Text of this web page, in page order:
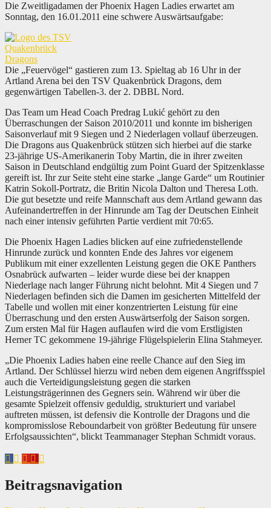
Die Zweitligadamen der Phoenix Hagen Ladies erwartet am
Sonntag, den 16.01.2011 eine schwere Auswärtsaufgabe:
Die „Feuervögel“ gastieren zum 13. Spieltag ab 16 Uhr in der
Artland Arena bei den TSV Quakenbrück Dragons, dem
gegenwärtigen Tabellen-3. der 2. DBBL Nord.
Das Team um Head Coach Predrag Lukić gehört zu den
Überraschungen der Saison 2010/2011 und konnte im bisherigen
Saisonverlauf mit 9 Siegen und 2 Niederlagen vollauf überzeugen.
Die Dragons aus Quakenbrück stützen sich hierbei auf die starke
23-jährige US-Amerikanerin Toby Martin, die in ihrer zweiten
Saison in Deutschland endgültig zum Point Guard der Spitzenklasse
gereift ist. Ihr zur Seite steht eine starke „lange Garde“ um Routinier
Katrin Sokoll-Portratz, die Britin Nicola Dalton und Theresa Loth.
Die gut besetzte und reife Mannschaft aus dem Artland gewann das
Aufeinandertreffen in der Hinrunde am Tag der Deutschen Einheit
nach einer intensiv geführten Partie verdient mit 70:65.
Die Phoenix Hagen Ladies blicken auf eine zufriedenstellende
Hinrunde zurück und konnten Ende des Jahres vor eigenem
Publikum mit einer exzellenten Leistung gegen die OKE Panthers
Osnabrück aufwarten – leider wurde diese bei der knappen
Niederlage nach langer Führung nicht belohnt. Mit 4 Siegen und 7
Niederlagen befinden sich die Damen im gesicherten Mittelfeld der
Tabelle und wollen mit einer konzentrierten Leistung für eine
Überraschung und den ersten Auswärtserfolg der Saison sorgen.
Zum ersten Mal für Hagen auflaufen wird die vom Erstligisten
Herner TC gekommene 19-jährige Flügelspielerin Elina Stahmeyer.
„Die Phoenix Ladies haben eine reelle Chance auf den Sieg im
Artland. Der Schlüssel hierzu wird neben dem eigenen Angriffsspiel
auch die Verteidigungsleistung gegen die starken
Leistungsträgerinnen des Gegners sein. Während wir über die
gesamte Spielzeit offensiv geduldig, strukturiert und variabel
auftreten müssen, ist defensiv die Kontrolle der Dragons und die
kompromisslose Reboundarbeit von größter Bedeutung für unsere
Erfolgsaussichten“, blickt Teammanager Stephan Schmidt voraus.
Beitragsnavigation